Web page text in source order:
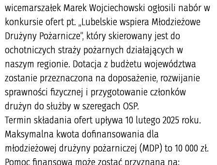
wicemarszałek Marek Wojciechowski ogłosili nabór w
konkursie ofert pt. „Lubelskie wspiera Młodzieżowe
Drużyny Pożarnicze”, który skierowany jest do
ochotniczych straży pożarnych działających w
naszym regionie. Dotacja z budżetu województwa
zostanie przeznaczona na doposażenie, rozwijanie
sprawności fizycznej i przygotowanie członków
drużyn do służby w szeregach OSP.
Termin składania ofert upływa 10 lutego 2025 roku.
Maksymalna kwota dofinansowania dla
młodzieżowej drużyny pożarniczej (MDP) to 10 000 zł.
Pomoc finansowa może zostać przyznana na: